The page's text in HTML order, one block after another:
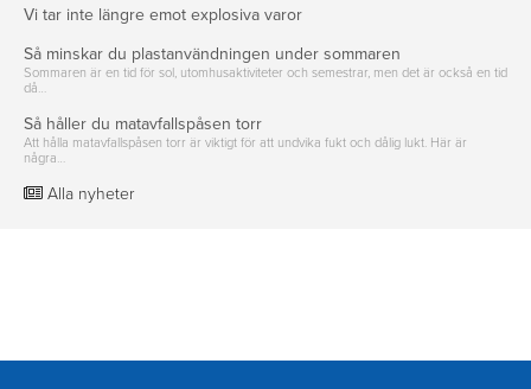
Vi tar inte längre emot explosiva varor
Så minskar du plastanvändningen under sommaren
Sommaren är en tid för sol, utomhusaktiviteter och semestrar, men det är också en tid
då…
Så håller du matavfallspåsen torr
Att hålla matavfallspåsen torr är viktigt för att undvika fukt och dålig lukt. Här är
några…
Alla nyheter